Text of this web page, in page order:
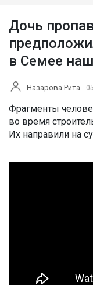
Дочь
в Семее
Назарова Рита
Фрагменты
во время
Их направили на